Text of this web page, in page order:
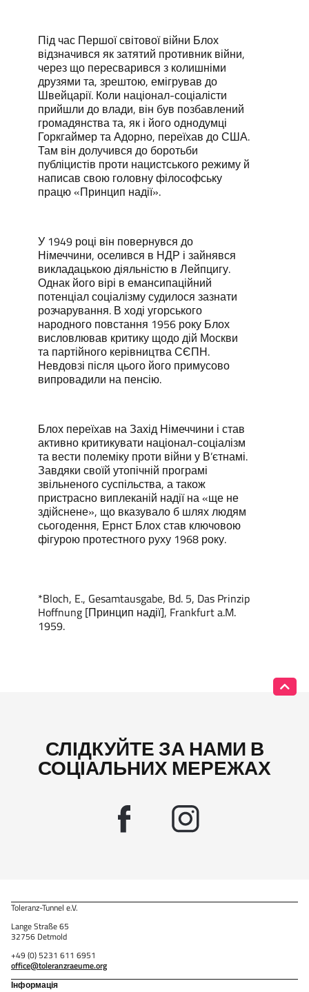
Під час Першої світової війни Блох
відзначився як затятий противник війни,
через що пересварився з колишніми
друзями та, зрештою, емігрував до
Швейцарії. Коли націонал-соціалісти
прийшли до влади, він був позбавлений
громадянства та, як і його однодумці
Горкгаймер та Адорно, переїхав до США.
Там він долучився до боротьби
публіцистів проти нацистського режиму й
написав свою головну філософську
працю «Принцип надії».
У 1949 році він повернувся до
Німеччини, оселився в НДР і зайнявся
викладацькою діяльністю в Лейпцигу.
Однак його вірі в емансипаційний
потенціал соціалізму судилося зазнати
розчарування. В ході угорського
народного повстання 1956 року Блох
висловлював критику щодо дій Москви
та партійного керівництва СЄПН.
Невдовзі після цього його примусово
випровадили на пенсію.
Блох переїхав на Захід Німеччини і став
активно критикувати націонал-соціалізм
та вести полеміку проти війни у ​​В’єтнамі.
Завдяки своїй утопічній програмі
звільненого суспільства, а також
пристрасно виплеканій надії на «ще не
здійснене», що вказувало б шлях людям
сьогодення, Ернст Блох став ключовою
фігурою протестного руху 1968 року.
*Bloch, E., Gesamtausgabe, Bd. 5, Das Prinzip
Hoffnung [Принцип надії], Frankfurt a.M.
1959.
СЛІДКУЙТЕ ЗА НАМИ В
СОЦІАЛЬНИХ МЕРЕЖАХ
Toleranz-Tunnel e.V.
Lange Straße 65
32756 Detmold
+49 (0) 5231 611 6951
office@toleranzraeume.org
Інформація